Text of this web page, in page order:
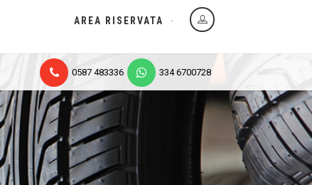
AREA RISERVATA
334 6700728
0587 483336